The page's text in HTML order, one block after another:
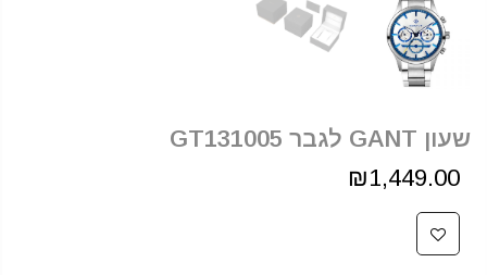
שעון GANT לגבר GT131005
₪1,449.00